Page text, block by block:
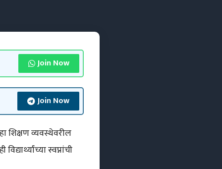
Join Now
Join Now
शिक्षण व्यवस्थेवरील
स्वप्नांची